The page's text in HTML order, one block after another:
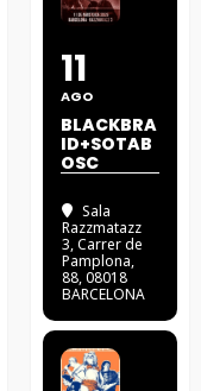
11
AGO
BLACKBRA
ID+SOTAB
OSC
Sala
Razzmatazz
3, Carrer de
Pamplona,
88, 08018
BARCELONA